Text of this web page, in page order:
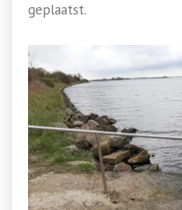
geplaatst.